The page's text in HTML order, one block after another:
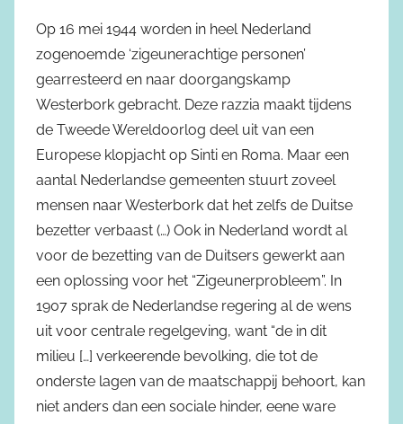
Op 16 mei 1944 worden in heel Nederland
zogenoemde ‘zigeunerachtige personen’
gearresteerd en naar doorgangskamp
Westerbork gebracht. Deze razzia maakt tijdens
de Tweede Wereldoorlog deel uit van een
Europese klopjacht op Sinti en Roma. Maar een
aantal Nederlandse gemeenten stuurt zoveel
mensen naar Westerbork dat het zelfs de Duitse
bezetter verbaast (…) Ook in Nederland wordt al
voor de bezetting van de Duitsers gewerkt aan
een oplossing voor het “Zigeunerprobleem”. In
1907 sprak de Nederlandse regering al de wens
uit voor centrale regelgeving, want “de in dit
milieu […] verkeerende bevolking, die tot de
onderste lagen van de maatschappij behoort, kan
niet anders dan een sociale hinder, eene ware